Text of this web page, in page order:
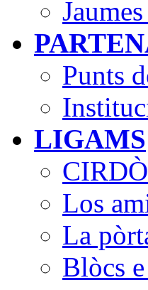
Punts
LIGAMS
Los
La
Blòcs